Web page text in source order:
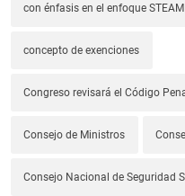
con énfasis en el enfoque
concepto de exenciones
Congreso revisará el Código
Consejo de Ministros
Consejo Nacional de Seguridad